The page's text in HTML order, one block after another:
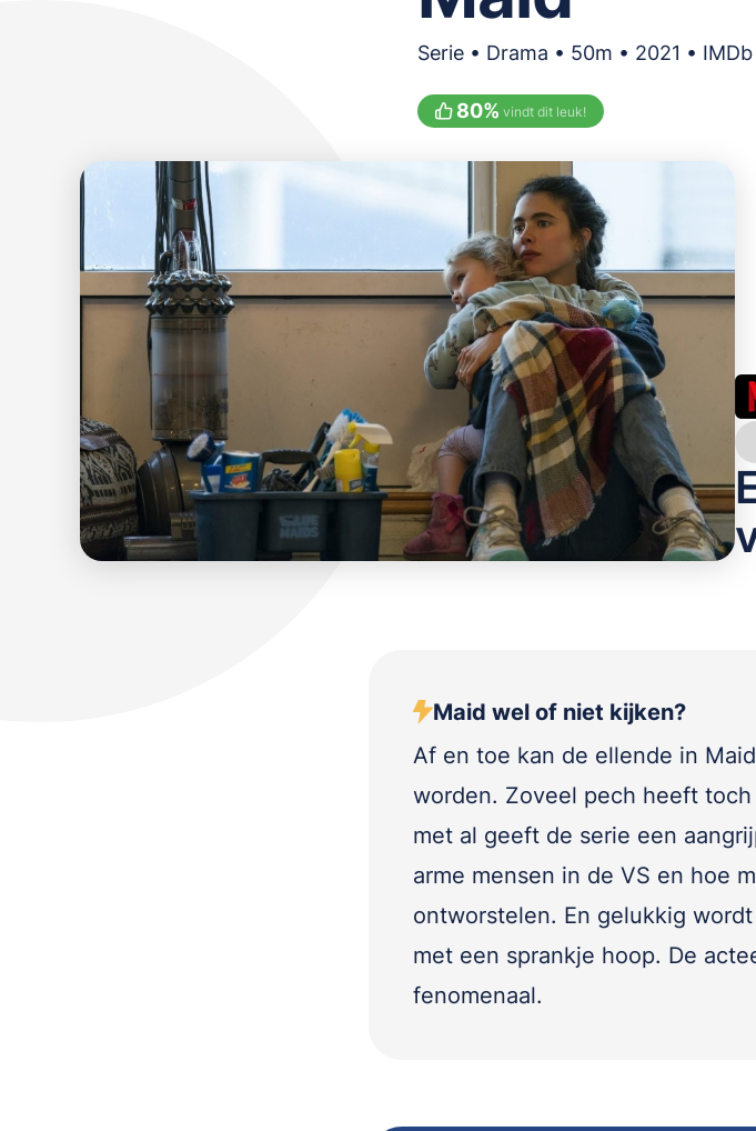
Serie • Drama • 50m • 2021 •
80% vindt dit leuk!
Maid wel of niet kijken?
Af en toe kan de ellende in
worden. Zoveel pech heeft
met al geeft de serie een
arme mensen in de VS en hoe
ontworstelen. En gelukkig
met een sprankje hoop. De
fenomenaal.